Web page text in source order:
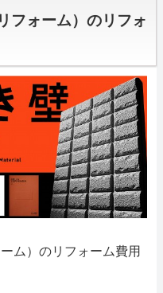
フォーム）のリフォ
ム）のリフォーム費用